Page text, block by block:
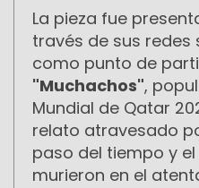
La pieza fue
través de sus redes
como punto de
"Muchachos",
Mundial de Qatar
relato atravesado
paso del tiempo y
murieron en el